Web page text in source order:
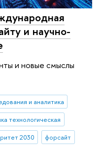
и научно-
и новые смыслы
и аналитика
технологическая
2030 форсайт